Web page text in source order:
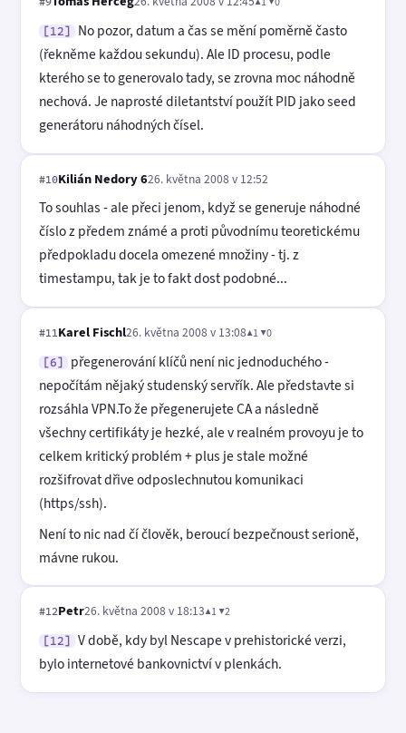
[12]
No pozor, datum a čas se mění poměrně často
(řekněme každou sekundu). Ale ID procesu, podle
kterého se to generovalo tady, se zrovna moc náhodně
nechová. Je naprosté diletantství použít PID jako seed
generátoru náhodných čísel.
#10Kilián Nedory 626. května 2008 v 12:52
To souhlas - ale přeci jenom, když se generuje náhodné
číslo z předem známé a proti původnímu teoretickému
předpokladu docela omezené množiny - tj. z
timestampu, tak je to fakt dost podobné...
#11Karel Fischl26. května 2008 v 13:08▲1 ▼0
[6]
přegenerování klíčů není nic jednoduchého -
nepočítám nějaký studenský servřík. Ale představte si
rozsáhla VPN.To že přegenerujete CA a následně
všechny certifikáty je hezké, ale v realném provoyu je to
celkem kritický problém + plus je stale možné
rozšifrovat dřive odposlechnutou komunikaci
(https/ssh).
Není to nic nad čí člověk, beroucí bezpečnoust serioně,
mávne rukou.
#12Petr26. května 2008 v 18:13▲1 ▼2
[12]
V době, kdy byl Nescape v prehistorické verzi,
bylo internetové bankovnictví v plenkách.